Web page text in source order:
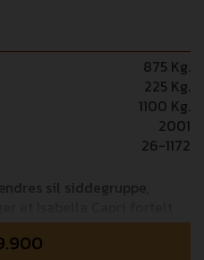
875 Kg.
225 Kg.
1100 Kg.
2001
26-1172
sil siddegruppe,